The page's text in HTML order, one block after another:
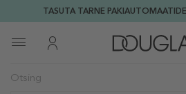
TASUTA TARNE